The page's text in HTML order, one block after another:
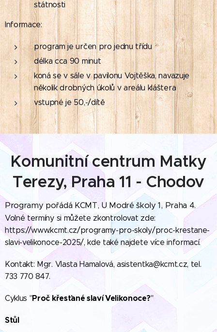
státnosti
Informace:
program je určen pro jednu třídu
délka cca 90 minut
koná se v sále v pavilonu Vojtěška, navazuje
několik drobných úkolů v areálu kláštera
vstupné je 50,-/dítě
Komunitní centrum Matky
Terezy, Praha 11 - Chodov
Programy pořádá KCMT, U Modré školy 1, Praha 4.
Volné termíny si můžete zkontrolovat zde:
https://www.kcmt.cz/programy-pro-skoly/proc-krestane-
slavi-velikonoce-2025/, kde také najdete více informací.
Kontakt: Mgr. Vlasta Hamalová, asistentka@kcmt.cz, tel.
733 770 847.
Cyklus "Proč křesťané slaví Velikonoce?"
Stůl